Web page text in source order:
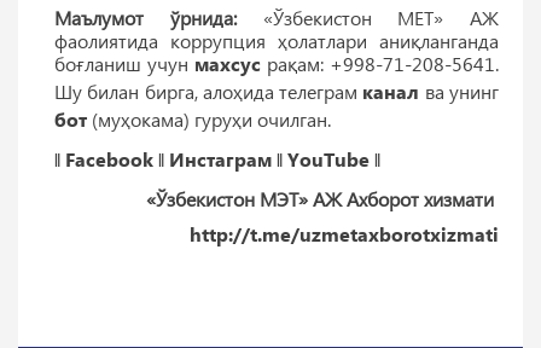
Маълумот ўрнида:«Ўзбекистон МEТ» АЖ
фаолиятида коррупция ҳолатлари аниқланганда
боғланиш учун махсус рақам: +998-71-208-5641.
Шу билан бирга, алоҳида телеграм канал ва унинг
бот (муҳокама) гуруҳи очилган.
‖ Facebook‖ Инстаграм‖YouTube‖
«Ўзбекистон МЭТ» АЖ Ахборот хизмати
http://t.me/uzmetaxborotxizmati